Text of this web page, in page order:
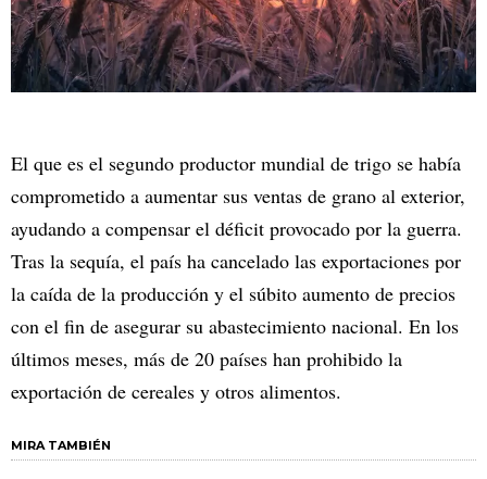
El que es el segundo productor mundial de trigo se había
comprometido a aumentar sus ventas de grano al exterior,
ayudando a compensar el déficit provocado por la guerra.
Tras la sequía, el país ha cancelado las exportaciones por
la caída de la producción y el súbito aumento de precios
con el fin de asegurar su abastecimiento nacional. En los
últimos meses, más de 20 países han prohibido la
exportación de cereales y otros alimentos.
MIRA TAMBIÉN